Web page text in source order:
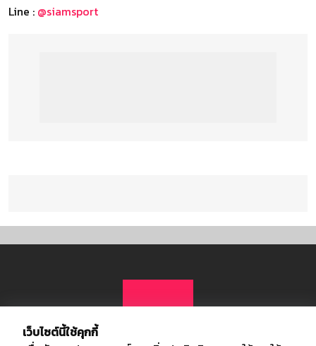
Line : @siamsport
เว็บไซต์นี้ใช้คุกกี้